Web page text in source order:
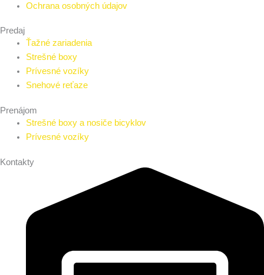
Ochrana osobných údajov
Predaj
Ťažné zariadenia
Strešné boxy
Prívesné vozíky
Snehové reťaze
Prenájom
Strešné boxy a nosiče bicyklov
Prívesné vozíky
Kontakty